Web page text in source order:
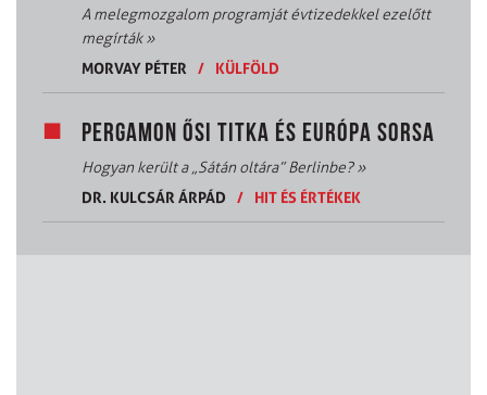
A melegmozgalom programját évtizedekkel ezelőtt
megírták»
MORVAY PÉTER
/ KÜLFÖLD
PERGAMON ŐSI TITKA ÉS EURÓPA SORSA
Hogyan került a „Sátán oltára” Berlinbe?»
DR. KULCSÁR ÁRPÁD
/ HIT ÉS ÉRTÉKEK